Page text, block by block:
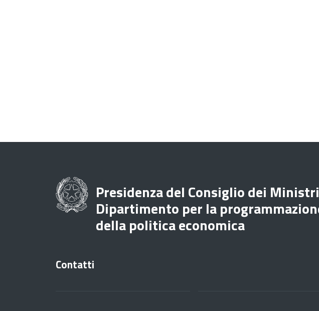
Presidenza del Consiglio dei Ministri
Dipartimento per la
della politica economica
Contatti